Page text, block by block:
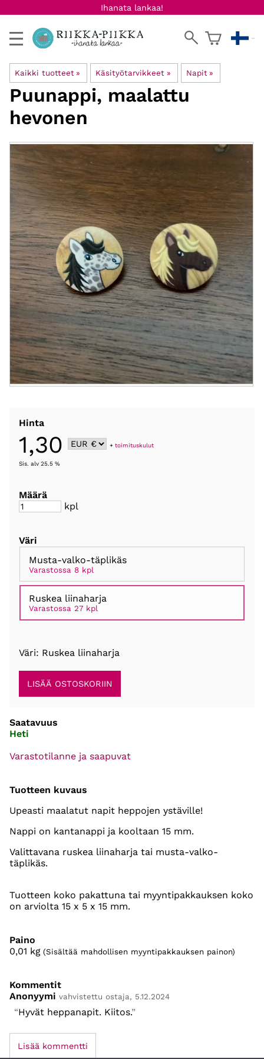
Ihanata lankaa!
Kaikki tuotteet ‪» Käsityötarvikkeet ‪» Napit ‪»
Puunappi, maalattu
hevonen
Hinta
1,30 +toimituskulut
Sis. alv 25.5 %
Määrä
kpl
Väri
Musta-valko-täplikäs
Varastossa 8 kpl
Ruskea liinaharja
Varastossa 27 kpl
Väri: Ruskea liinaharja
Saatavuus
Heti
Varastotilanne ja saapuvat
Tuotteen kuvaus
Upeasti maalatut napit heppojen ystäville!
Nappi on kantanappi ja kooltaan 15 mm.
Valittavana ruskea liinaharja tai musta-valko-
täplikäs.
Tuotteen koko pakattuna tai myyntipakkauksen koko
on arviolta 15 x 5 x 15 mm.
Paino
0,01 kg (Sisältää mahdollisen myyntipakkauksen painon)
Kommentit
Anonyymi vahvistettu ostaja, 5.12.2024
Hyvät heppanapit. Kiitos.
Lisää kommentti